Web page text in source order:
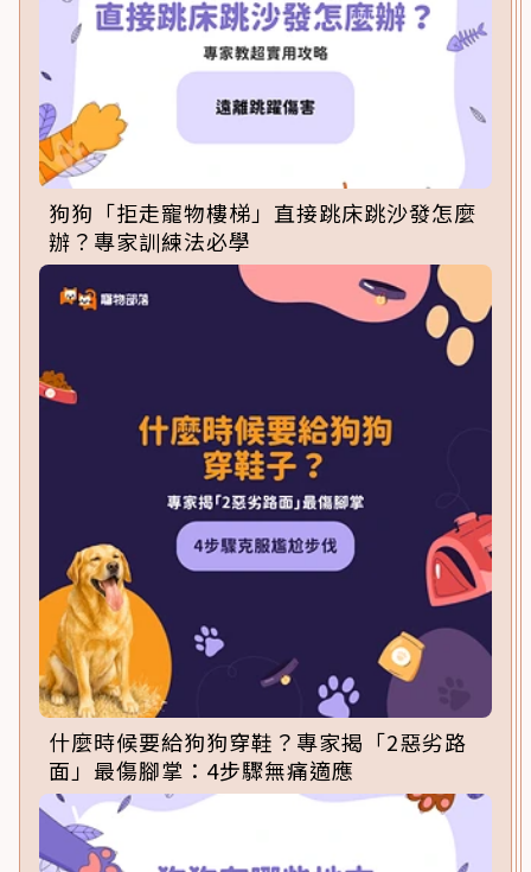
狗狗「拒走寵物樓梯」直接跳床跳沙發怎麼
辦？專家訓練法必學
什麼時候要給狗狗穿鞋？專家揭「2惡劣路
面」最傷腳掌：4步驟無痛適應